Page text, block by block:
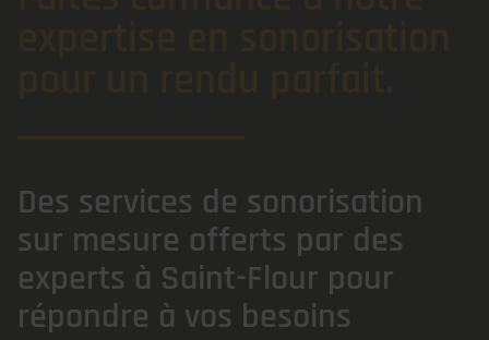
Des services de sonorisation
sur mesure offerts par des
experts à Saint-Flour pour
répondre à vos besoins